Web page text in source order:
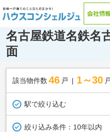
名古屋鉄道名鉄名
面
該当物件数 46 戸 1～30
駅で絞り込む
絞り込み条件： 10年以内